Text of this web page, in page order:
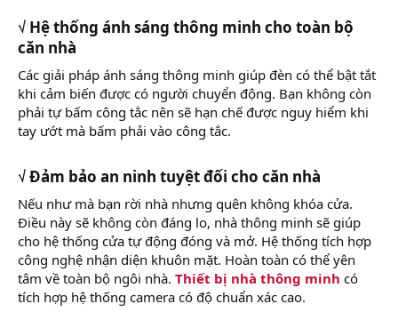
√ Hệ thống ánh sáng thông minh cho toàn bộ
căn nhà
Các giải pháp ánh sáng thông minh giúp đèn có thể bật tắt
khi cảm biến được có người chuyển động. Bạn không còn
phải tự bấm công tắc nên sẽ hạn chế được nguy hiểm khi
tay ướt mà bấm phải vào công tắc.
√ Đảm bảo an ninh tuyệt đối cho căn nhà
Nếu như mà bạn rời nhà nhưng quên không khóa cửa.
Điều này sẽ không còn đáng lo, nhà thông minh sẽ giúp
cho hệ thống cửa tự động đóng và mở. Hệ thống tích hợp
công nghệ nhận diện khuôn mặt. Hoàn toàn có thể yên
tâm về toàn bộ ngôi nhà. Thiết bị nhà thông minh có
tích hợp hệ thống camera có độ chuẩn xác cao.